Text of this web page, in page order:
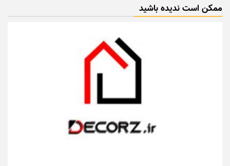
ممکن است ندیده باشید